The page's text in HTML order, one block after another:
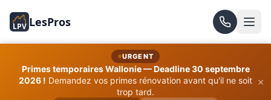
LPV LesPros
URGENT
Primes temporaires Wallonie — Deadline 30 septembre
2026 ! Demandez vos primes rénovation avant qu'il ne soit
trop tard.
×